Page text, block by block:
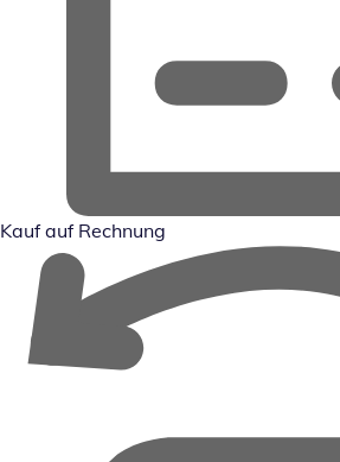
Kauf auf Rechnung